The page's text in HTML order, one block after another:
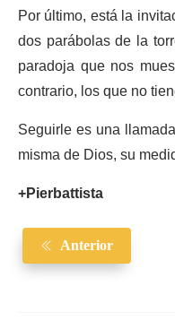
Por último, está la
dos parábolas de la
paradoja que nos
contrario, los que no
Seguirle es una
misma de Dios, su
+Pierbattista
Anterior